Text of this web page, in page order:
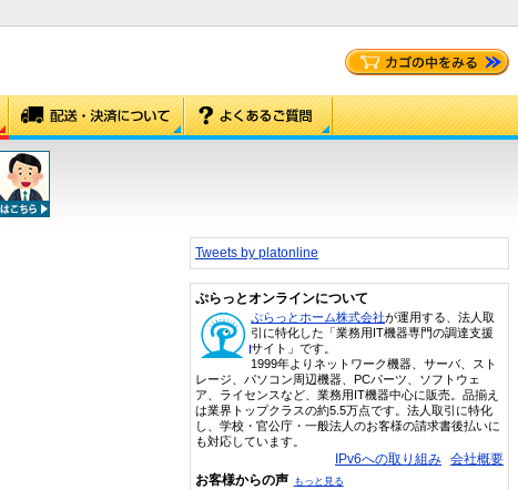
Tweets by platonline
ぷらっとオンラインについて
ぷらっとホーム株式会社が運用する、法人取
引に特化した「業務用IT機器専門の調達支援
サイト」です。
1999年よりネットワーク機器、サーバ、スト
レージ、パソコン周辺機器、PCパーツ、ソフトウェ
ア、ライセンスなど、業務用IT機器中心に販売。品揃え
は業界トップクラスの約5.5万点です。法人取引に特化
し、学校・官公庁・一般法人のお客様の請求書後払いに
も対応しています。
IPv6への取り組み 会社概要
お客様からの声 もっと見る